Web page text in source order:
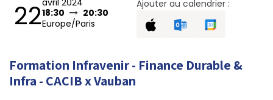
22avril 2024
18:30
20:30
Europe/Paris
Ajouter au calendrier :
Formation Infravenir - Finance Durable &
Infra - CACIB x Vauban